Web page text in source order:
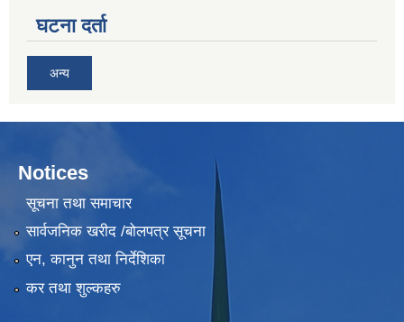
घटना दर्ता
अन्य
Notices
सूचना तथा समाचार
सार्वजनिक खरीद /बोलपत्र सूचना
एन, कानुन तथा निर्देशिका
कर तथा शुल्कहरु